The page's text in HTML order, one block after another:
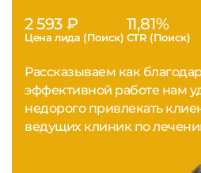
2 593 ₽
Цена лида (Поиск)
11,81%
CTR (Поиск)
Рассказываем как
эффективной работе нам
недорого привлекать
ведущих клиник по